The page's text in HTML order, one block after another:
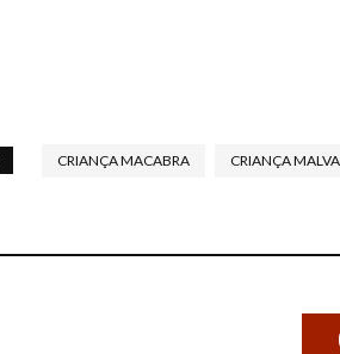
CRIANÇA MACABRA CRIANÇA